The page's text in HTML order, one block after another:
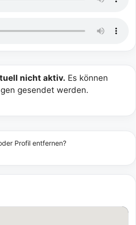
nicht aktiv. Es können
gesendet werden.
Profil entfernen?